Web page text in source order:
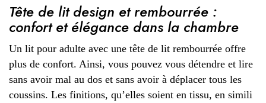
Tête de lit design et rembourrée :
confort et élégance dans la chambre
Un lit pour adulte avec une tête de lit rembourrée offre
plus de confort. Ainsi, vous pouvez vous détendre et lire
sans avoir mal au dos et sans avoir à déplacer tous les
coussins. Les finitions, qu’elles soient en tissu, en simili